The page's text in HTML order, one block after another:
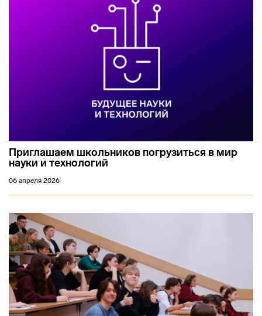
Приглашаем школьников погрузиться в мир
науки и технологий
06 апреля 2026